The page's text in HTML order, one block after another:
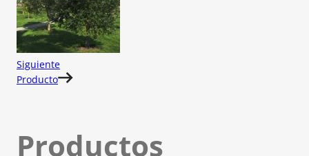
Siguiente
Producto
Productos